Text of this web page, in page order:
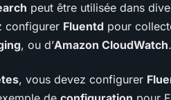
peut être utilisée dans
configurer Fluentd pour
, ou d’Amazon CloudWatch.
, vous devez configurer